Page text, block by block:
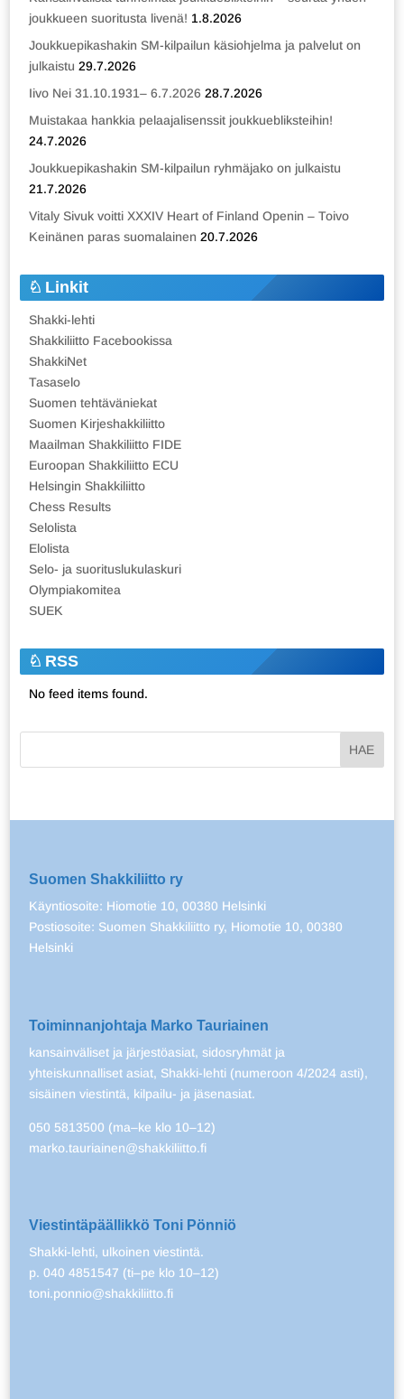
joukkueen suoritusta livenä! 1.8.2026
Joukkuepikashakin SM-kilpailun käsiohjelma ja palvelut on
julkaistu 29.7.2026
Iivo Nei 31.10.1931– 6.7.2026 28.7.2026
Muistakaa hankkia pelaajalisenssit joukkuebliksteihin!
24.7.2026
Joukkuepikashakin SM-kilpailun ryhmäjako on julkaistu
21.7.2026
Vitaly Sivuk voitti XXXIV Heart of Finland Openin – Toivo
Keinänen paras suomalainen 20.7.2026
Linkit
Shakki-lehti
Shakkiliitto Facebookissa
ShakkiNet
Tasaselo
Suomen tehtäväniekat
Suomen Kirjeshakkiliitto
Maailman Shakkiliitto FIDE
Euroopan Shakkiliitto ECU
Helsingin Shakkiliitto
Chess Results
Selolista
Elolista
Selo- ja suorituslukulaskuri
Olympiakomitea
SUEK
RSS
No feed items found.
Suomen Shakkiliitto ry
Käyntiosoite: Hiomotie 10, 00380 Helsinki
Postiosoite: Suomen Shakkiliitto ry, Hiomotie 10, 00380
Helsinki
Toiminnanjohtaja Marko Tauriainen
kansainväliset ja järjestöasiat, sidosryhmät ja
yhteiskunnalliset asiat, Shakki-lehti (numeroon 4/2024 asti),
sisäinen viestintä, kilpailu- ja jäsenasiat.
050 5813500 (ma–ke klo 10–12)
marko.tauriainen@shakkiliitto.fi
Viestintäpäällikkö Toni Pönniö
Shakki-lehti, ulkoinen viestintä.
p. 040 4851547 (ti–pe klo 10–12)
toni.ponnio@shakkiliitto.fi